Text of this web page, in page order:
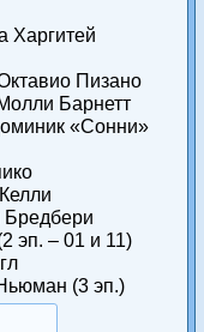
Харгитей
Пизано
Барнетт
«Сонни»
Бредбери
эп. – 01 и 11)
(3 эп.)